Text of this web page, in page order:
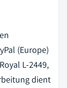
(Europe)
L-2449,
dient